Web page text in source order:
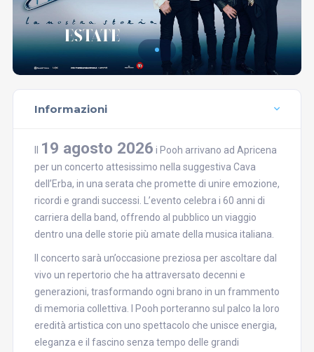
Informazioni
19 agosto 2026 i Pooh arrivano ad Apricena
per un concerto attesissimo nella suggestiva Cava
dell’Erba, in una serata che promette di unire emozione,
ricordi e grandi successi. L’evento celebra i 60 anni di
carriera della band, offrendo al pubblico un viaggio
dentro una delle storie più amate della musica italiana.
Il concerto sarà un’occasione preziosa per ascoltare dal
vivo un repertorio che ha attraversato decenni e
generazioni, trasformando ogni brano in un frammento
di memoria collettiva. I Pooh porteranno sul palco la loro
eredità artistica con uno spettacolo che unisce energia,
eleganza e il fascino senza tempo delle grandi